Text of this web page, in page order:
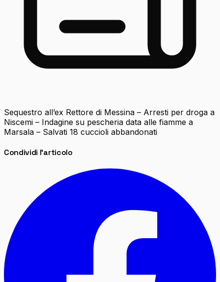
Sequestro all’ex Rettore di Messina – Arresti per droga a
Niscemi – Indagine su pescheria data alle fiamme a
Marsala – Salvati 18 cuccioli abbandonati
Condividi l'articolo